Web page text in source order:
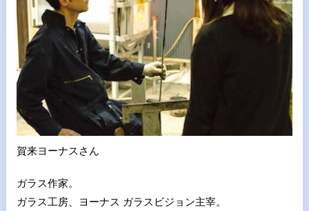
賀来ヨーナスさん
ガラス作家。
ガラス工房、ヨーナス ガラスビジョン主宰。